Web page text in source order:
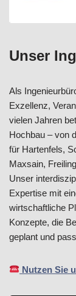
Unser
Als
Exzellenz,
vielen Jahren
Hochbau – von
für Hartenfels,
Maxsain,
Unser
Expertise mit
wirtschaftliche
Konzepte, die
geplant und
Nutzen Sie